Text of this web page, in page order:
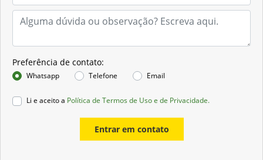
Preferência de contato:
Whatsapp Telefone Email
Li e aceito a Política de Termos de Uso e de Privacidade.
Entrar em contato